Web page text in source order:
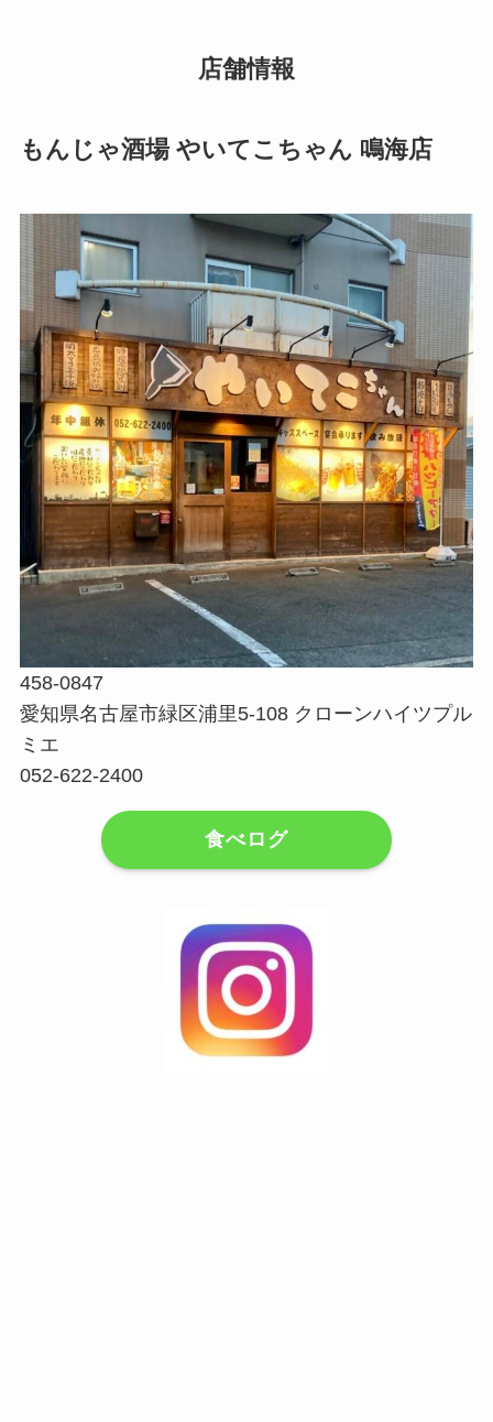
店舗情報
もんじゃ酒場 やいてこちゃん 鳴海店
458-0847
愛知県名古屋市緑区浦里5-108 クローンハイツプル
ミエ
052-622-2400
食べログ